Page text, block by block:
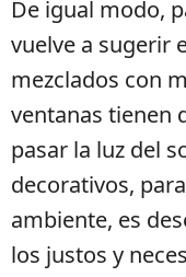
De igual modo,
vuelve a sugerir
mezclados con
ventanas tienen
pasar la luz del
decorativos,
ambiente, es
los justos y